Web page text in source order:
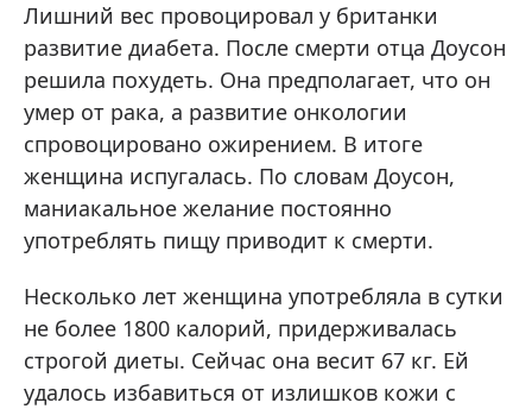
Лишний вес провоцировал у британки
развитие диабета. После смерти отца Доусон
решила похудеть. Она предполагает, что он
умер от рака, а развитие онкологии
спровоцировано ожирением. В итоге
женщина испугалась. По словам Доусон,
маниакальное желание постоянно
употреблять пищу приводит к смерти.
Несколько лет женщина употребляла в сутки
не более 1800 калорий, придерживалась
строгой диеты. Сейчас она весит 67 кг. Ей
удалось избавиться от излишков кожи с